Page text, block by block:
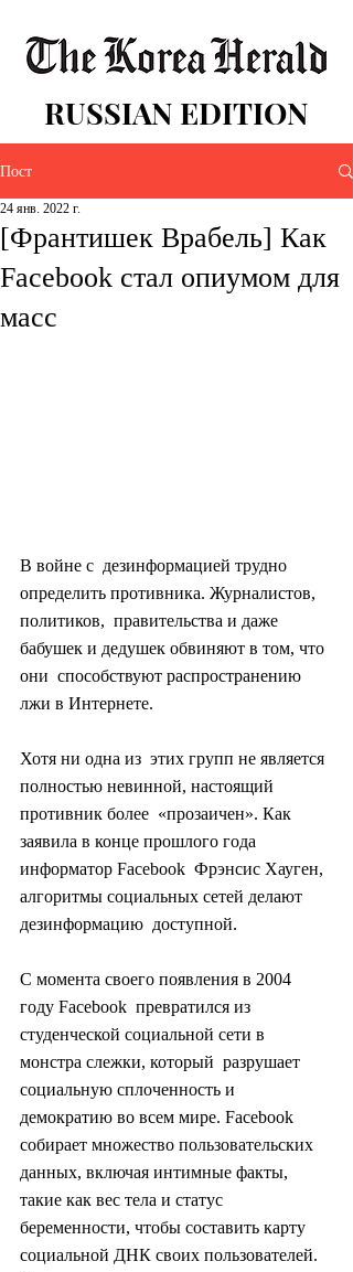
RUSSIAN EDITION
Пост
[Франтишек Врабель] Как
Facebook стал опиумом для
масс
24 янв. 2022 г.
В войне с  дезинформацией трудно
определить противника. Журналистов,
политиков,  правительства и даже
бабушек и дедушек обвиняют в том, что
они  способствуют распространению
лжи в Интернете.
Хотя ни одна из  этих групп не является
полностью невинной, настоящий
противник более  «прозаичен». Как
заявила в конце прошлого года
информатор Facebook  Фрэнсис Хауген,
алгоритмы социальных сетей делают
дезинформацию  доступной.
С момента своего появления в 2004
году Facebook  превратился из
студенческой социальной сети в
монстра слежки, который  разрушает
социальную сплоченность и
демократию во всем мире. Facebook
собирает множество пользовательских
данных, включая интимные факты,
такие как вес тела и статус
беременности, чтобы составить карту
социальной ДНК своих пользователей.